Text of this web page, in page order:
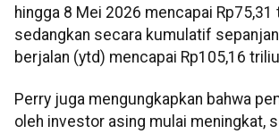
hingga 8 Mei 2026 mencapai Rp75,31
sedangkan secara kumulatif
berjalan (ytd) mencapai Rp105,16
Perry juga mengungkapkan bahwa
oleh investor asing mulai meningkat,